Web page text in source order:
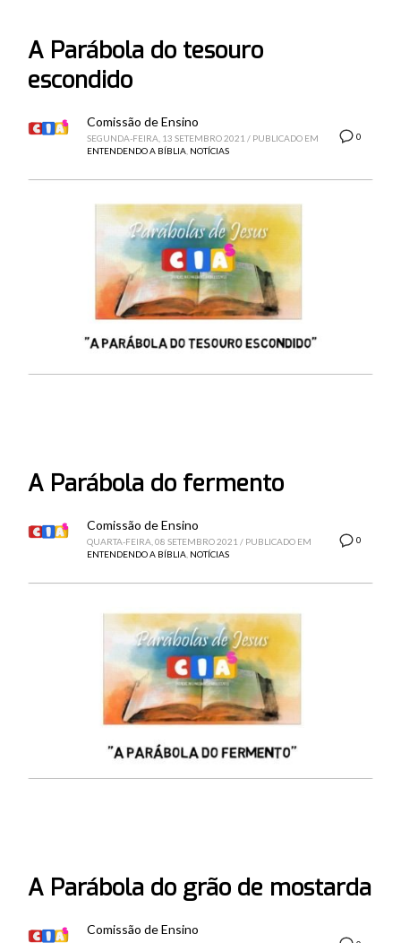
A Parábola do tesouro
escondido
0
Comissão de Ensino
SEGUNDA-FEIRA, 13 SETEMBRO 2021 / PUBLICADO EM
ENTENDENDO A BÍBLIA, NOTÍCIAS
A Parábola do fermento
0
Comissão de Ensino
QUARTA-FEIRA, 08 SETEMBRO 2021 / PUBLICADO EM
ENTENDENDO A BÍBLIA, NOTÍCIAS
A Parábola do grão de mostarda
Comissão de Ensino